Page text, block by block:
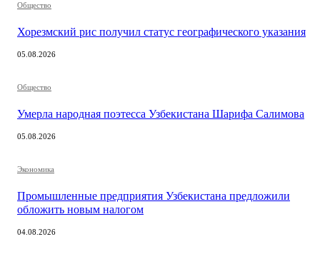
Общество
Хорезмский рис получил статус географического указания
05.08.2026
Общество
Умерла народная поэтесса Узбекистана Шарифа Салимова
05.08.2026
Экономика
Промышленные предприятия Узбекистана предложили
обложить новым налогом
04.08.2026